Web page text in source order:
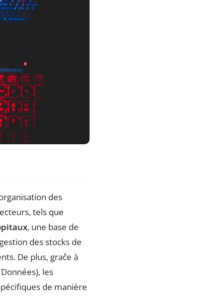
des
tels que
, une base de
des stocks de
De plus, graĉe à
les
de manière